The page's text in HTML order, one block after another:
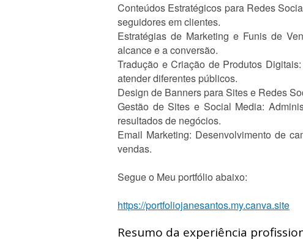
Conteúdos Estratégicos para Redes
seguidores em clientes.
Estratégias de Marketing e Funis de
alcance e a conversão.
Tradução e Criação de Produtos
atender diferentes públicos.
Design de Banners para Sites e Redes
Gestão de Sites e Social Media:
resultados de negócios.
Email Marketing: Desenvolvimento de
vendas.
Segue o Meu portfólio abaixo:
https://portfoliojanesantos.my.canva.site
Resumo da experiência